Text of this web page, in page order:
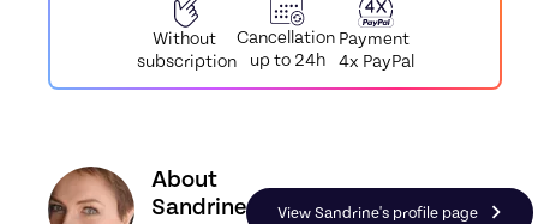
Without
subscription
Cancellation
up to 24h
Payment
4x PayPal
Discover the profile of Sandrine, Skiller in
About
Sandrine
View Sandrine's profile page